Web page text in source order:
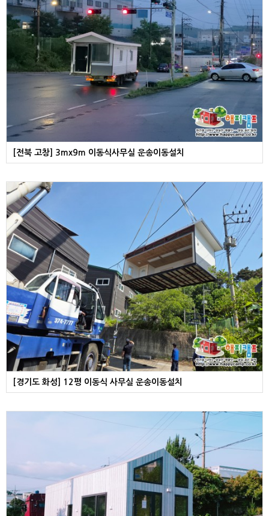
[전북 고창] 3mx9m 이동식사무실 운송이동설치
[경기도 화성] 12평 이동식 사무실 운송이동설치